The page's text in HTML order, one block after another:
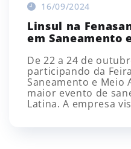
16/09/2024
Linsul na
em Saneamento
De 22 a 24 de
participando da
Saneamento e Meio
maior evento de
Latina. A empresa